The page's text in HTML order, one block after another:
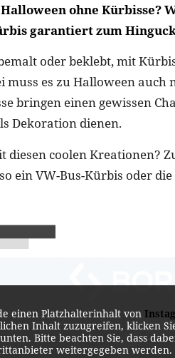
ohne Kürbisse?
garantiert zum
oder beklebt, mit
muss es zu Halloween
bringen einen gewissen
Dekoration dienen.
diesen coolen Kreationen?
ein VW-Bus-Kürbis oder
einen Platzhalterinhalt von
Inhalt zuzugreifen, klicken
Bitte beachten Sie, dass
weitergegeben werden.